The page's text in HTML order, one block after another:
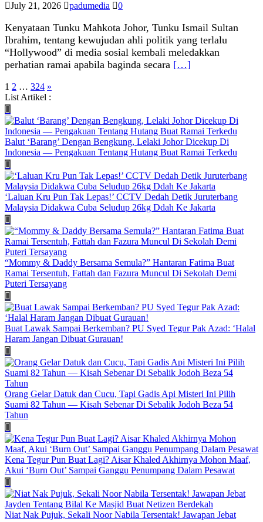
July 21, 2026 padumedia 0
Kenyataan Tunku Mahkota Johor, Tunku Ismail Sultan
Ibrahim, tentang kewujudan ahli politik yang terlalu
“Hollywood” di media sosial kembali meledakkan
perhatian ramai apabila baginda secara […]
Posts
pagination
1 2 … 324 »
List Artikel :
Balut ‘Barang’ Dengan Bengkung, Lelaki Johor Dicekup Di
Indonesia — Pengakuan Tentang Hutang Buat Ramai Terkedu
‘Laluan Kru Pun Tak Lepas!’ CCTV Dedah Detik Juruterbang
Malaysia Didakwa Cuba Seludup 26kg Ddah Ke Jakarta
“Mommy & Daddy Bersama Semula?” Hantaran Fatima Buat
Ramai Tersentuh, Fattah dan Fazura Muncul Di Sekolah Demi
Puteri Tersayang
Buat Lawak Sampai Berkemban? PU Syed Tegur Pak Azad: ‘Halal
Haram Jangan Dibuat Gurauan!
Orang Gelar Datuk dan Cucu, Tapi Gadis Api Misteri Ini Pilih
Suami 82 Tahun — Kisah Sebenar Di Sebalik Jodoh Beza 54
Tahun
Kena Tegur Pun Buat Lagi? Aisar Khaled Akhirnya Mohon Maaf,
Akui ‘Burn Out’ Sampai Ganggu Penumpang Dalam Pesawat
Niat Nak Pujuk, Sekali Noor Nabila Tersentak! Jawapan Jebat